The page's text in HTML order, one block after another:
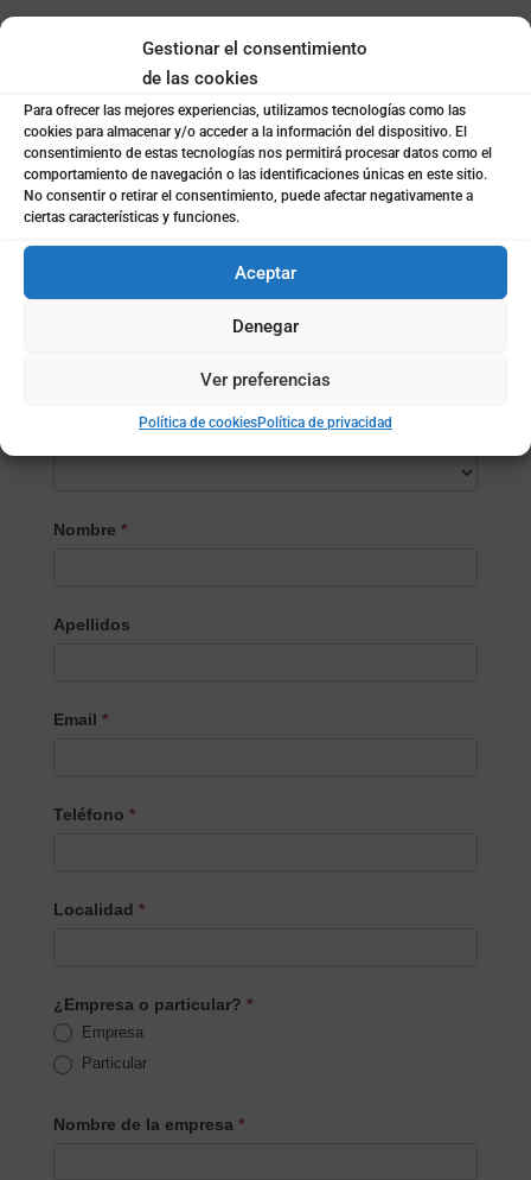
Gestionar el consentimiento
de las cookies
Para ofrecer las mejores experiencias, utilizamos tecnologías como las
cookies para almacenar y/o acceder a la información del dispositivo. El
consentimiento de estas tecnologías nos permitirá procesar datos como el
comportamiento de navegación o las identificaciones únicas en este sitio.
No consentir o retirar el consentimiento, puede afectar negativamente a
ciertas características y funciones.
Aceptar
Denegar
Ver preferencias
Política de cookiesPolítica de privacidad
participar en estudios de mercado, sigue el siguiente
enlace:
Rellenar el formulario
Envia tu currículum*
Selecciona el Producto/Servicio*
el
Nombre *
Apellidos
Email *
Teléfono *
Localidad *
¿Empresa o particular? *
Empresa
Particular
Nombre de la empresa *